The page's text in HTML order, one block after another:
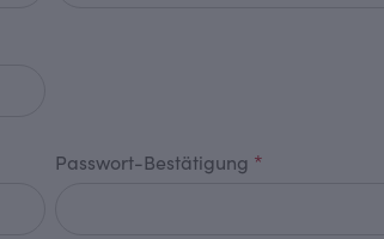
Passwort-Bestätigung *